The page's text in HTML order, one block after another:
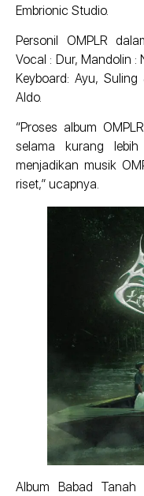
Embrionic Studio.
Personil OMPLR
Vocal : Dur, Mandolin :
Keyboard: Ayu,
Aldo.
“Proses album
selama kurang
menjadikan musik
riset,” ucapnya.
Album Babad